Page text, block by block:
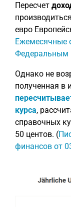
Пересчет
евро
Ежемесячные
Федеральным
Однако не
полученная в
курса,
справочных
50 центов. (
финансов от